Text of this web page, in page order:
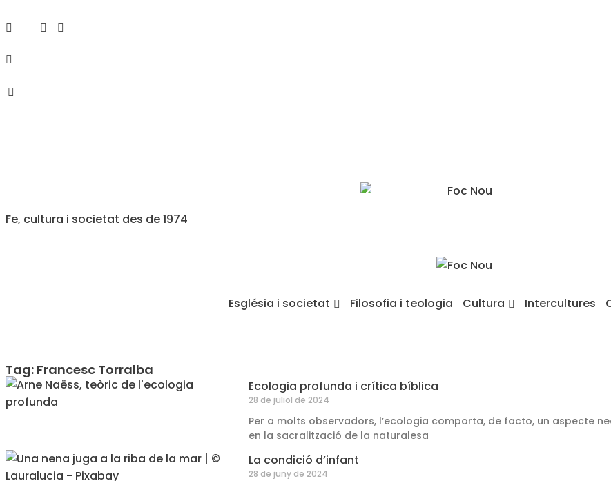
Fe, cultura i societat des de 1974
Església i societat Filosofia i teologia Cultura Intercultures
Tag: Francesc Torralba
Ecologia profunda i crítica bíblica
28 de juliol de 2024
Per a molts observadors, l’ecologia comporta, de facto, un aspecte
en la sacralització de la naturalesa
La condició d’infant
28 de juny de 2024